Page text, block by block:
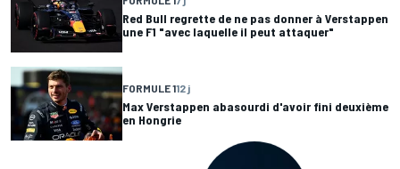
Red Bull regrette de ne pas donner à Verstappen
une F1 "avec laquelle il peut attaquer"
FORMULE 112 j
Max Verstappen abasourdi d'avoir fini deuxième
en Hongrie